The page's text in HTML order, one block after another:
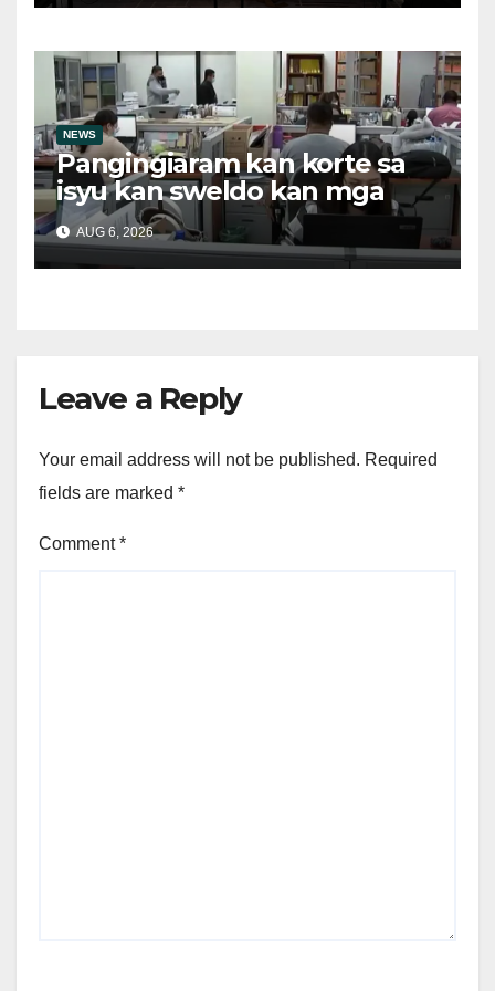
NEWS
Pangingiaram kan korte sa
isyu kan sweldo kan mga
obrero, bawal sa ley asin
ilegal suboot
AUG 6, 2026
Leave a Reply
Your email address will not be published. Required
fields are marked *
Comment*